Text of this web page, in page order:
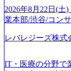
ィスカッションペ
は2019年11月に設
ります。 事業・
や組織がスケール
参加できる環境で
す。 (1)既存また
戦略」等のコンサ
トは各業界上位5
「新規事業戦略」
案件をメインとし
ジタル人材育成の
centure.com/content/
いて (https://
のキャリアブログ
careers-blog) 江川
2026年8月22日(土
業本部/渋谷/コン
レバレジーズ株式
IT・医療の分野で